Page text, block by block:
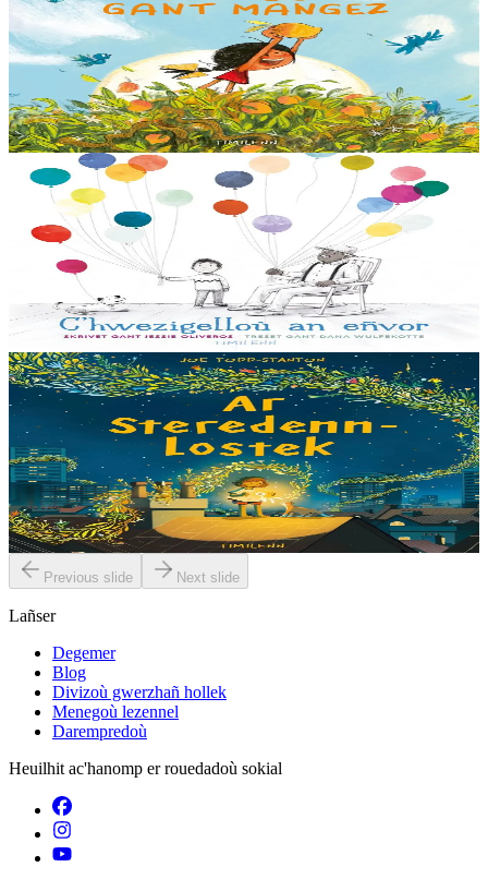
Farah a zo sot gant mangez
Farah a zo sot gant mangez ! Bep hañv e plij dezhi kutuilh ar
frouezh azv eus gwezenn-vangez he zad-kozh. Ar bloaz-mañ eo
goullo ar wezenn ! Neuze e tiviz Farah...
Er stok14,00 €
3 bloaz hag ouzhpenn
Timilenn
C'hwezigelloù an eñvor
Meur a c’hwezigell en deus Aorelian, ma talc’h e eñvorennoù enno.
Tad-kozh en deus ur bern c’hwezigelloù. E pep c’hwezigell ez eus
dalc’het unan eus e istorioù...
Er stok
14,00 €
3 bloaz hag ouzhpenn
Timilenn
Ar Steredenn-Lostek
Aet eo Nyla da chom e kêr, met ne baouez ket da soñjal en holl
draoù a vank dezhi eus he zi kozh. Pa zifoup ur steredenn-lostek e
straedoù kêr ha pa grog da...
Er stok14,00 €
Previous slide Next slide
Lañser
Degemer
Blog
Divizoù gwerzhañ hollek
Menegoù lezennel
Darempredoù
Heuilhit ac'hanomp er rouedadoù sokial